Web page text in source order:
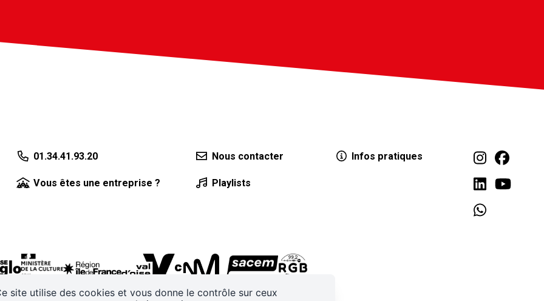
site utilise des cookies et vous donne le contrôle sur ceux
01.34.41.93.20 Nous contacter Infos pratiques
Vous êtes une entreprise ? Playlists